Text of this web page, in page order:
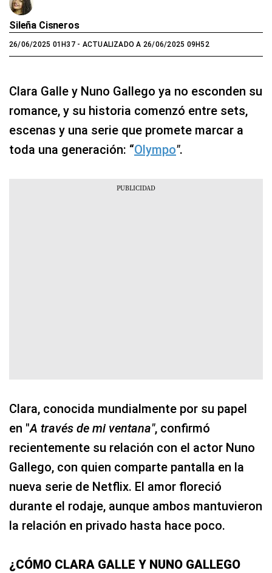
Sileña Cisneros
26/06/2025 01H37- ACTUALIZADO A 26/06/2025 09H52
Clara Galle y Nuno Gallego ya no esconden su
romance, y su historia comenzó entre sets,
escenas y una serie que promete marcar a
toda una generación: “Olympo".
Clara, conocida mundialmente por su papel
en "A través de mi ventana", confirmó
recientemente su relación con el actor Nuno
Gallego, con quien comparte pantalla en la
nueva serie de Netflix. El amor floreció
durante el rodaje, aunque ambos mantuvieron
la relación en privado hasta hace poco.
¿CÓMO CLARA GALLE Y NUNO GALLEGO